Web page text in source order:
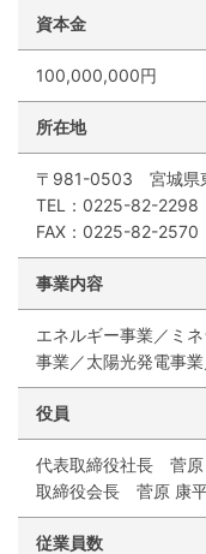
資本金
100,000,000円
所在地
〒981-0503 宮城県
TEL：0225-82-2298
FAX：0225-82-2570
事業内容
エネルギー事業／ミ
事業／太陽光発電事
役員
代表取締役社長 菅原
取締役会長 菅原 康
従業員数